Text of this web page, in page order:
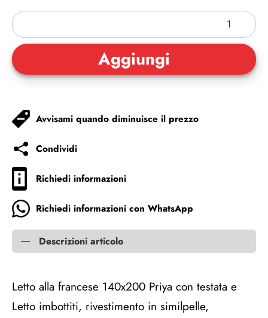
Avvisami quando diminuisce il prezzo
Condividi
Richiedi informazioni
Richiedi informazioni con WhatsApp
Descrizioni articolo
Letto alla francese 140x200 Priya con testata e
Letto imbottiti, rivestimento in similpelle,